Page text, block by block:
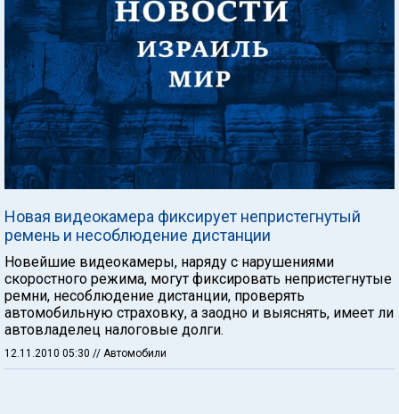
Новая видеокамера фиксирует непристегнутый
ремень и несоблюдение дистанции
Новейшие видеокамеры, наряду с нарушениями
скоростного режима, могут фиксировать непристегнутые
ремни, несоблюдение дистанции, проверять
автомобильную страховку, а заодно и выяснять, имеет ли
автовладелец налоговые долги.
12.11.2010 05:30 // Автомобили